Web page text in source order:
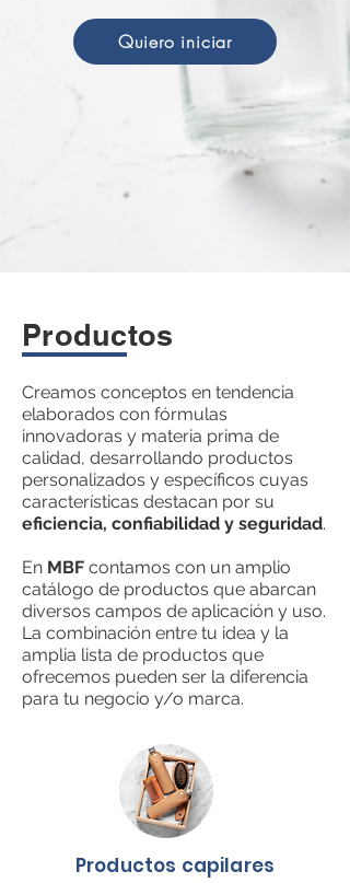
Quiero iniciar
Productos
Creamos conceptos en tendencia
elaborados con fórmulas
innovadoras y materia prima de
calidad, desarrollando productos
personalizados y específicos cuyas
características destacan por su
eficiencia, confiabilidad y seguridad.
En MBF contamos con un amplio
catálogo de productos que abarcan
diversos campos de aplicación y uso.
La combinación entre tu idea y la
amplia lista de productos que
ofrecemos pueden ser la diferencia
para tu negocio y/o marca.
Productos capilares